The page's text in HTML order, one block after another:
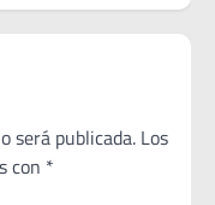
será publicada. Los
con *